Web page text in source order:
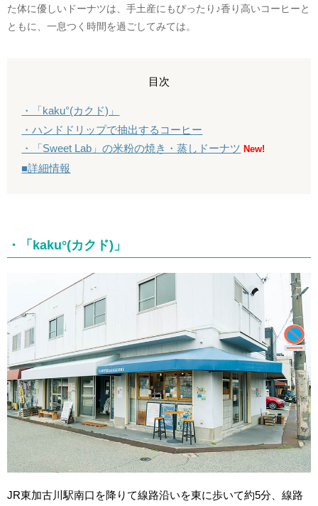
た体に優しいドーナツは、手土産にもぴったり♪香り高いコーヒーと
ともに、一息つく時間を過ごしてみては。
目次
・「kaku°(カクド)」
・ハンドドリップで抽出するコーヒー
・「Sweet Lab」の米粉の焼き・蒸しドーナツ New!
■詳細情報
・「kaku°(カクド)」
JR東加古川駅南口を降りて線路沿いを東に歩いて約5分、線路